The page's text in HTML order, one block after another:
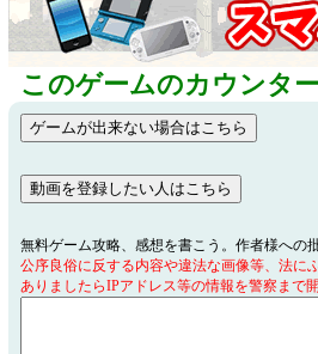
このゲームのカウンタ
無料ゲーム攻略、感想を書こう。作者様への
公序良俗に反する内容や違法な画像等、法に
ありましたらIPアドレス等の情報を警察まで